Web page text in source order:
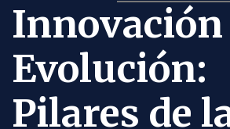
Evolución:
Pilares de